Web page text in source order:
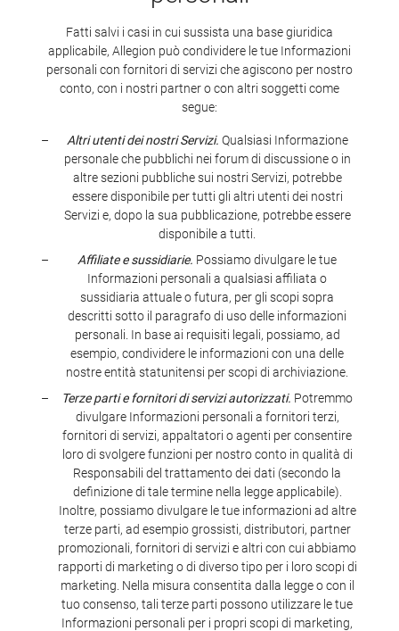
Fatti salvi i casi in cui sussista una base giuridica
applicabile, Allegion può condividere le tue Informazioni
personali con fornitori di servizi che agiscono per nostro
conto, con i nostri partner o con altri soggetti come
segue:
Altri utenti dei nostri Servizi. Qualsiasi Informazione
personale che pubblichi nei forum di discussione o in
altre sezioni pubbliche sui nostri Servizi, potrebbe
essere disponibile per tutti gli altri utenti dei nostri
Servizi e, dopo la sua pubblicazione, potrebbe essere
disponibile a tutti.
Affiliate e sussidiarie. Possiamo divulgare le tue
Informazioni personali a qualsiasi affiliata o
sussidiaria attuale o futura, per gli scopi sopra
descritti sotto il paragrafo di uso delle informazioni
personali. In base ai requisiti legali, possiamo, ad
esempio, condividere le informazioni con una delle
nostre entità statunitensi per scopi di archiviazione.
Terze parti e fornitori di servizi autorizzati. Potremmo
divulgare Informazioni personali a fornitori terzi,
fornitori di servizi, appaltatori o agenti per consentire
loro di svolgere funzioni per nostro conto in qualità di
Responsabili del trattamento dei dati (secondo la
definizione di tale termine nella legge applicabile).
Inoltre, possiamo divulgare le tue informazioni ad altre
terze parti, ad esempio grossisti, distributori, partner
promozionali, fornitori di servizi e altri con cui abbiamo
rapporti di marketing o di diverso tipo per i loro scopi di
marketing. Nella misura consentita dalla legge o con il
tuo consenso, tali terze parti possono utilizzare le tue
Informazioni personali per i propri scopi di marketing,